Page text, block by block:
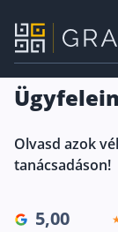
Vállalati
Pénzügyi
Nyugdíj
Olvasd azok
tanácsadáson!
5,00